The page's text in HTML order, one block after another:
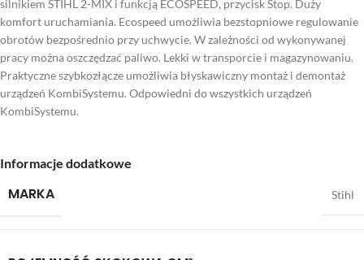
silnikiem STIHL 2-MIX i funkcją ECOSPEED, przycisk Stop. Duży
komfort uruchamiania. Ecospeed umożliwia bezstopniowe regulowanie
obrotów bezpośrednio przy uchwycie. W zależności od wykonywanej
pracy można oszczędzać paliwo. Lekki w transporcie i magazynowaniu.
Praktyczne szybkozłącze umożliwia błyskawiczny montaż i demontaż
urządzeń KombiSystemu. Odpowiedni do wszystkich urządzeń
KombiSystemu.
Informacje dodatkowe
MARKA Stihl